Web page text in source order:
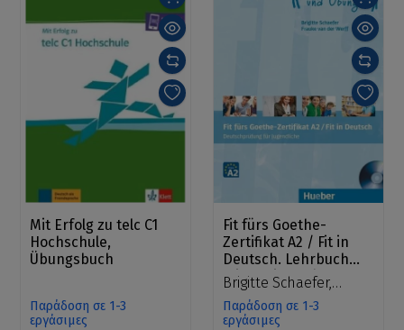
Mit Erfolg zu telc C1
Hochschule,
Übungsbuch
Παράδοση σε 1-3
εργάσιμες
Fit fürs Goethe-
Zertifikat A2 / Fit in
Deutsch. Lehrbuch
mit Audio-CD/
Jugendliche
Brigitte Schaefer,
Frauke van der Werff
Παράδοση σε 1-3
εργάσιμες